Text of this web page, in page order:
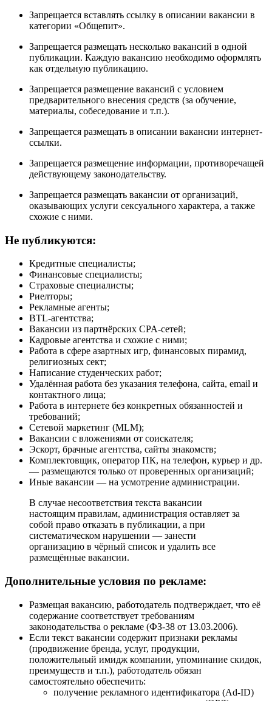
Запрещается вставлять ссылку в описании вакансии в
категории «Общепит».
Запрещается размещать несколько вакансий в одной
публикации. Каждую вакансию необходимо оформлять
как отдельную публикацию.
Запрещается размещение вакансий с условием
предварительного внесения средств (за обучение,
материалы, собеседование и т.п.).
Запрещается размещать в описании вакансии интернет-
ссылки.
Запрещается размещение информации, противоречащей
действующему законодательству.
Запрещается размещать вакансии от организаций,
оказывающих услуги сексуального характера, а также
схожие с ними.
Не публикуются:
Кредитные специалисты;
Финансовые специалисты;
Страховые специалисты;
Риелторы;
Рекламные агенты;
BTL-агентства;
Вакансии из партнёрских CPA-сетей;
Кадровые агентства и схожие с ними;
Работа в сфере азартных игр, финансовых пирамид,
религиозных сект;
Написание студенческих работ;
Удалённая работа без указания телефона, сайта, email и
контактного лица;
Работа в интернете без конкретных обязанностей и
требований;
Сетевой маркетинг (MLM);
Вакансии с вложениями от соискателя;
Эскорт, брачные агентства, сайты знакомств;
Комплектовщик, оператор ПК, на телефон, курьер и др.
— размещаются только от проверенных организаций;
Иные вакансии — на усмотрение администрации.
В случае несоответствия текста вакансии
настоящим правилам, администрация оставляет за
собой право отказать в публикации, а при
систематическом нарушении — занести
организацию в чёрный список и удалить все
размещённые вакансии.
Дополнительные условия по рекламе:
Размещая вакансию, работодатель подтверждает, что её
содержание соответствует требованиям
законодательства о рекламе (ФЗ-38 от 13.03.2006).
Если текст вакансии содержит признаки рекламы
(продвижение бренда, услуг, продукции,
положительный имидж компании, упоминание скидок,
преимуществ и т.п.), работодатель обязан
самостоятельно обеспечить:
получение рекламного идентификатора (Ad-ID)